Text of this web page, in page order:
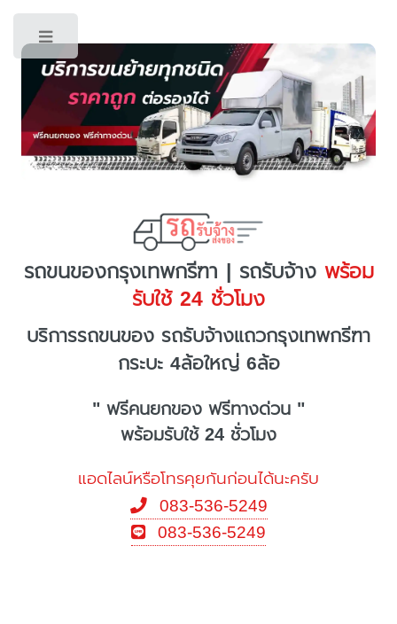
รถขนของกรุงเทพกรีฑา | รถรับจ้างพร้อม
รับใช้ 24 ชั่วโมง
บริการรถขนของ รถรับจ้างแถวกรุงเทพกรีฑา
กระบะ 4ล้อใหญ่ 6ล้อ
" ฟรีคนยกของ ฟรีทางด่วน "
พร้อมรับใช้ 24 ชั่วโมง
แอดไลน์หรือโทรคุยกันก่อนได้นะครับ
083-536-5249
083-536-5249
Toggle